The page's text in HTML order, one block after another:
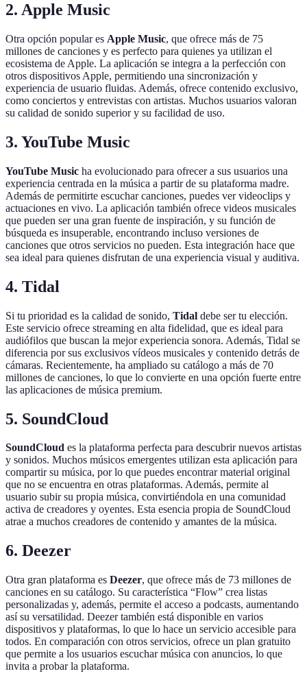
2. Apple Music
Otra opción popular es Apple Music, que ofrece más de 75
millones de canciones y es perfecto para quienes ya utilizan el
ecosistema de Apple. La aplicación se integra a la perfección con
otros dispositivos Apple, permitiendo una sincronización y
experiencia de usuario fluidas. Además, ofrece contenido exclusivo,
como conciertos y entrevistas con artistas. Muchos usuarios valoran
su calidad de sonido superior y su facilidad de uso.
3. YouTube Music
YouTube Music ha evolucionado para ofrecer a sus usuarios una
experiencia centrada en la música a partir de su plataforma madre.
Además de permitirte escuchar canciones, puedes ver videoclips y
actuaciones en vivo. La aplicación también ofrece videos musicales
que pueden ser una gran fuente de inspiración, y su función de
búsqueda es insuperable, encontrando incluso versiones de
canciones que otros servicios no pueden. Esta integración hace que
sea ideal para quienes disfrutan de una experiencia visual y auditiva.
4. Tidal
Si tu prioridad es la calidad de sonido, Tidal debe ser tu elección.
Este servicio ofrece streaming en alta fidelidad, que es ideal para
audiófilos que buscan la mejor experiencia sonora. Además, Tidal se
diferencia por sus exclusivos vídeos musicales y contenido detrás de
cámaras. Recientemente, ha ampliado su catálogo a más de 70
millones de canciones, lo que lo convierte en una opción fuerte entre
las aplicaciones de música premium.
5. SoundCloud
SoundCloud es la plataforma perfecta para descubrir nuevos artistas
y sonidos. Muchos músicos emergentes utilizan esta aplicación para
compartir su música, por lo que puedes encontrar material original
que no se encuentra en otras plataformas. Además, permite al
usuario subir su propia música, convirtiéndola en una comunidad
activa de creadores y oyentes. Esta esencia propia de SoundCloud
atrae a muchos creadores de contenido y amantes de la música.
6. Deezer
Otra gran plataforma es Deezer, que ofrece más de 73 millones de
canciones en su catálogo. Su característica “Flow” crea listas
personalizadas y, además, permite el acceso a podcasts, aumentando
así su versatilidad. Deezer también está disponible en varios
dispositivos y plataformas, lo que lo hace un servicio accesible para
todos. En comparación con otros servicios, ofrece un plan gratuito
que permite a los usuarios escuchar música con anuncios, lo que
invita a probar la plataforma.